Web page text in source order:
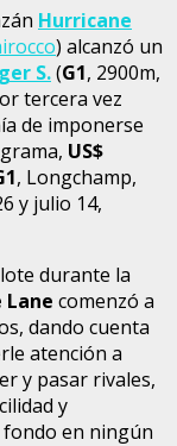
Hurricane
) alcanzó un
S.(G1, 2900m,
tercera vez
de imponerse
US$
, Longchamp,
y julio 14,
durante la
Lane comenzó a
dando cuenta
atención a
y pasar rivales,
y
en ningún